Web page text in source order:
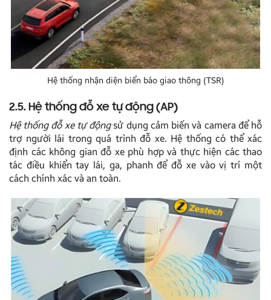
Hệ thống nhận diện biển báo giao thông (TSR)
2.5. Hệ thống đỗ xe tự động (AP)
Hệ thống đỗ xe tự độngsử dụng cảm biến và camera để hỗ
trợ người lái trong quá trình đỗ xe. Hệ thống có thể xác
định các không gian đỗ xe phù hợp và thực hiện các thao
tác điều khiển tay lái, ga, phanh để đỗ xe vào vị trí một
cách chính xác và an toàn.